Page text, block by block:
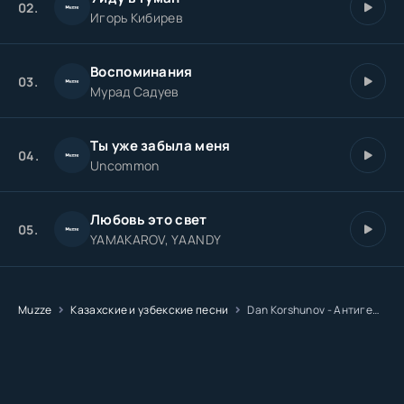
02.
Игорь Кибирев
03. Воспоминания
Мурад Садуев
04. Ты уже забыла меня
Uncommon
05. Любовь это свет
YAMAKAROV, YAANDY
Muzze Казахские и узбекские песни Dan Korshunov - Антигерой